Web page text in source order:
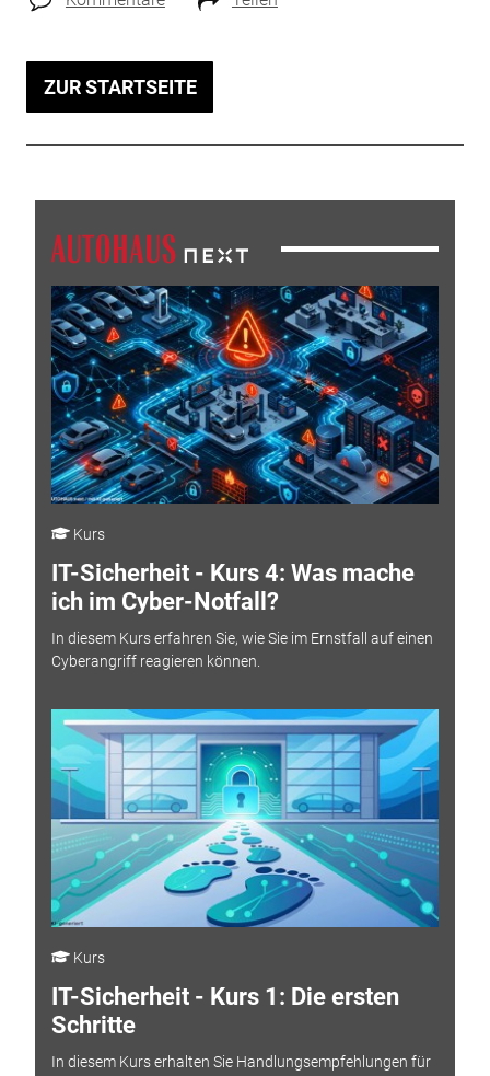
ZUR STARTSEITE
Kurs
IT-Sicherheit - Kurs 4: Was mache
ich im Cyber-Notfall?
In diesem Kurs erfahren Sie, wie Sie im Ernstfall auf einen
Cyberangriff reagieren können.
Kurs
IT-Sicherheit - Kurs 1: Die ersten
Schritte
In diesem Kurs erhalten Sie Handlungsempfehlungen für